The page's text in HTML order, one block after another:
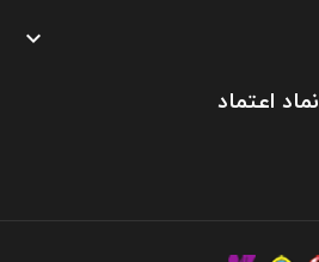

نماد اعتماد